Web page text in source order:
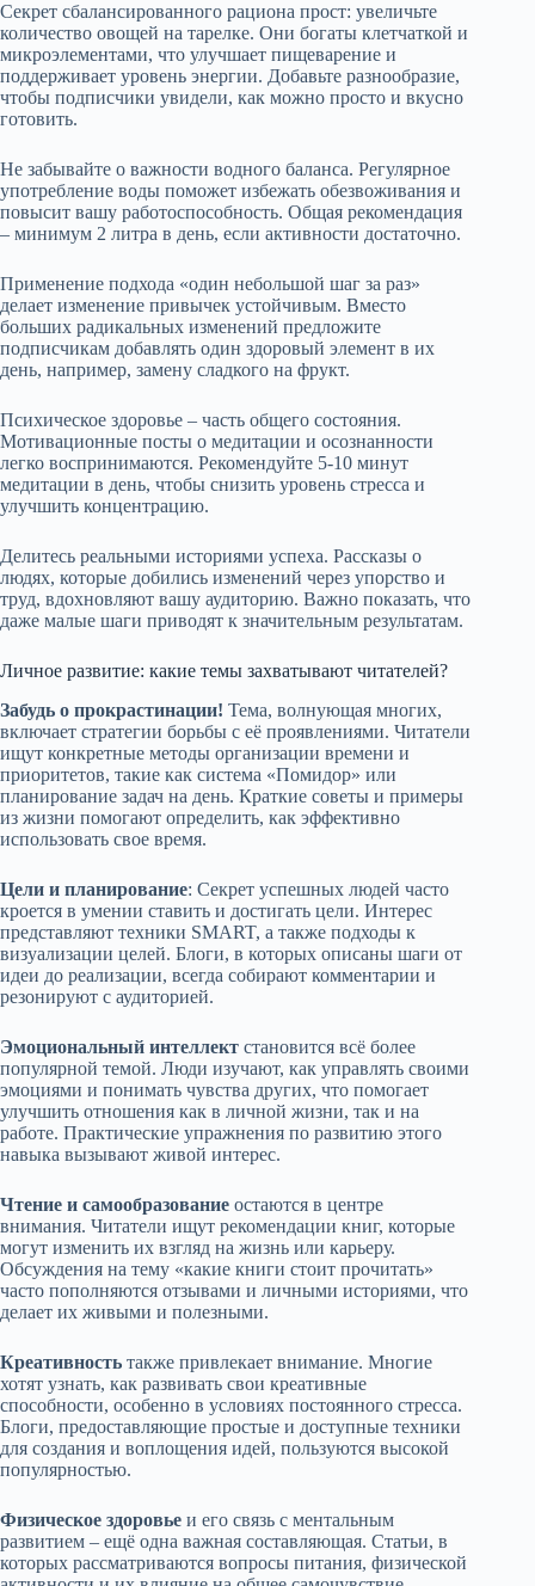
Секрет сбалансированного рациона прост: увеличьте
количество овощей на тарелке. Они богаты клетчаткой и
микроэлементами, что улучшает пищеварение и
поддерживает уровень энергии. Добавьте разнообразие,
чтобы подписчики увидели, как можно просто и вкусно
готовить.
Не забывайте о важности водного баланса. Регулярное
употребление воды поможет избежать обезвоживания и
повысит вашу работоспособность. Общая рекомендация
– минимум 2 литра в день, если активности достаточно.
Применение подхода «один небольшой шаг за раз»
делает изменение привычек устойчивым. Вместо
больших радикальных изменений предложите
подписчикам добавлять один здоровый элемент в их
день, например, замену сладкого на фрукт.
Психическое здоровье – часть общего состояния.
Мотивационные посты о медитации и осознанности
легко воспринимаются. Рекомендуйте 5-10 минут
медитации в день, чтобы снизить уровень стресса и
улучшить концентрацию.
Делитесь реальными историями успеха. Рассказы о
людях, которые добились изменений через упорство и
труд, вдохновляют вашу аудиторию. Важно показать, что
даже малые шаги приводят к значительным результатам.
Личное развитие: какие темы захватывают читателей?
Забудь о прокрастинации! Тема, волнующая многих,
включает стратегии борьбы с её проявлениями. Читатели
ищут конкретные методы организации времени и
приоритетов, такие как система «Помидор» или
планирование задач на день. Краткие советы и примеры
из жизни помогают определить, как эффективно
использовать свое время.
Цели и планирование: Секрет успешных людей часто
кроется в умении ставить и достигать цели. Интерес
представляют техники SMART, а также подходы к
визуализации целей. Блоги, в которых описаны шаги от
идеи до реализации, всегда собирают комментарии и
резонируют с аудиторией.
Эмоциональный интеллект становится всё более
популярной темой. Люди изучают, как управлять своими
эмоциями и понимать чувства других, что помогает
улучшить отношения как в личной жизни, так и на
работе. Практические упражнения по развитию этого
навыка вызывают живой интерес.
Чтение и самообразование остаются в центре
внимания. Читатели ищут рекомендации книг, которые
могут изменить их взгляд на жизнь или карьеру.
Обсуждения на тему «какие книги стоит прочитать»
часто пополняются отзывами и личными историями, что
делает их живыми и полезными.
Креативность также привлекает внимание. Многие
хотят узнать, как развивать свои креативные
способности, особенно в условиях постоянного стресса.
Блоги, предоставляющие простые и доступные техники
для создания и воплощения идей, пользуются высокой
популярностью.
Физическое здоровье и его связь с ментальным
развитием – ещё одна важная составляющая. Статьи, в
которых рассматриваются вопросы питания, физической